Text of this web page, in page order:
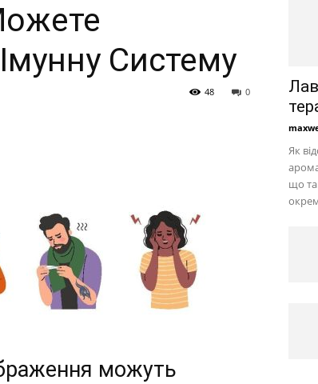
Систему
0
48
можуть
Як
що